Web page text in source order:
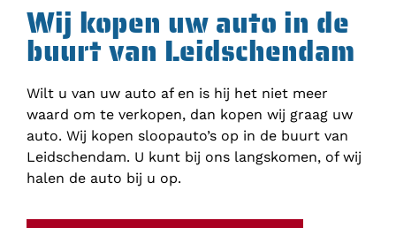
Wij kopen uw auto in de
buurt van Leidschendam
Wilt u van uw auto af en is hij het niet meer
waard om te verkopen, dan kopen wij graag uw
auto. Wij kopen sloopauto’s op in de buurt van
Leidschendam. U kunt bij ons langskomen, of wij
halen de auto bij u op.